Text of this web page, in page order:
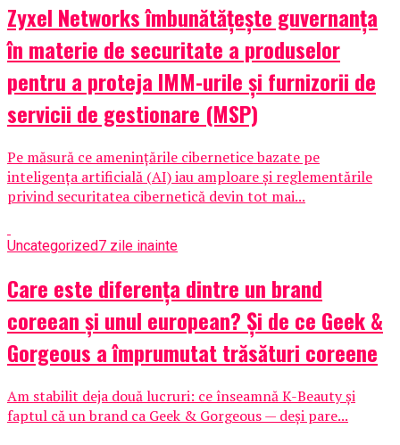
Zyxel Networks îmbunătățește guvernanța
în materie de securitate a produselor
pentru a proteja IMM-urile și furnizorii de
servicii de gestionare (MSP)
Pe măsură ce amenințările cibernetice bazate pe
inteligența artificială (AI) iau amploare și reglementările
privind securitatea cibernetică devin tot mai...
Uncategorized7 zile inainte
Care este diferența dintre un brand
coreean și unul european? Și de ce Geek &
Gorgeous a împrumutat trăsături coreene
Am stabilit deja două lucruri: ce înseamnă K-Beauty și
faptul că un brand ca Geek & Gorgeous — deși pare...